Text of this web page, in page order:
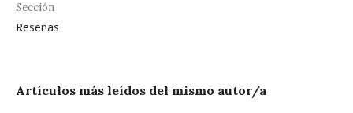
Sección
Reseñas
Artículos más leídos del mismo autor/a